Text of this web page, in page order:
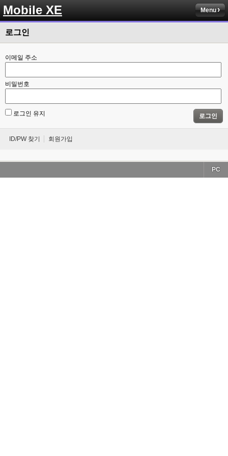
Mobile XE Menu
로그인
이메일 주소
비밀번호
로그인 유지 로그인
ID/PW 찾기 회원가입
PC